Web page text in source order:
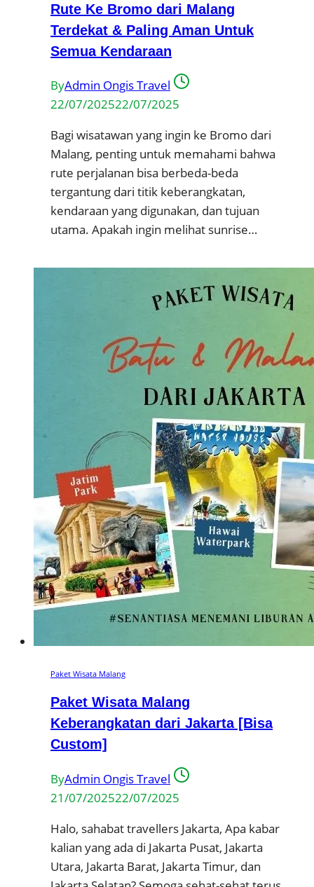
Rute Ke Bromo dari Malang
Terdekat & Paling Aman Untuk
Semua Kendaraan
ByAdmin Ongis Travel
22/07/202522/07/2025
Bagi wisatawan yang ingin ke Bromo dari
Malang, penting untuk memahami bahwa
rute perjalanan bisa berbeda-beda
tergantung dari titik keberangkatan,
kendaraan yang digunakan, dan tujuan
utama. Apakah ingin melihat sunrise…
Paket Wisata Malang
Paket Wisata Malang
Keberangkatan dari Jakarta [Bisa
Custom]
ByAdmin Ongis Travel
21/07/202522/07/2025
Halo, sahabat travellers Jakarta, Apa kabar
kalian yang ada di Jakarta Pusat, Jakarta
Utara, Jakarta Barat, Jakarta Timur, dan